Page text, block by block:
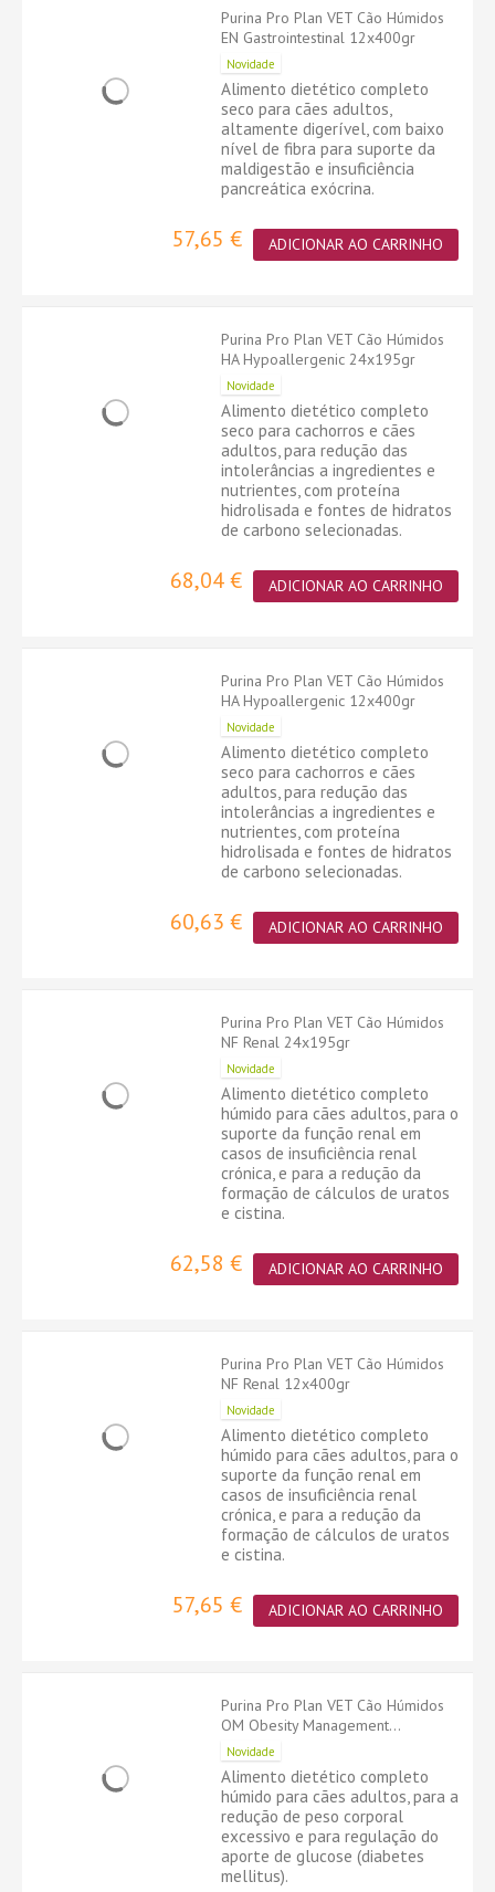
Purina Pro Plan VET Cão Húmidos
EN Gastrointestinal 12x400gr
Novidade
Alimento dietético completo
seco para cães adultos,
altamente digerível, com baixo
nível de fibra para suporte da
maldigestão e insuficiência
pancreática exócrina.
57,65 € ADICIONAR AO CARRINHO
Purina Pro Plan VET Cão Húmidos
HA Hypoallergenic 24x195gr
Novidade
Alimento dietético completo
seco para cachorros e cães
adultos, para redução das
intolerâncias a ingredientes e
nutrientes, com proteína
hidrolisada e fontes de hidratos
de carbono selecionadas.
68,04 € ADICIONAR AO CARRINHO
Purina Pro Plan VET Cão Húmidos
HA Hypoallergenic 12x400gr
Novidade
Alimento dietético completo
seco para cachorros e cães
adultos, para redução das
intolerâncias a ingredientes e
nutrientes, com proteína
hidrolisada e fontes de hidratos
de carbono selecionadas.
60,63 € ADICIONAR AO CARRINHO
Purina Pro Plan VET Cão Húmidos
NF Renal 24x195gr
Novidade
Alimento dietético completo
húmido para cães adultos, para o
suporte da função renal em
casos de insuficiência renal
crónica, e para a redução da
formação de cálculos de uratos
e cistina.
62,58 € ADICIONAR AO CARRINHO
Purina Pro Plan VET Cão Húmidos
NF Renal 12x400gr
Novidade
Alimento dietético completo
húmido para cães adultos, para o
suporte da função renal em
casos de insuficiência renal
crónica, e para a redução da
formação de cálculos de uratos
e cistina.
57,65 € ADICIONAR AO CARRINHO
Purina Pro Plan VET Cão Húmidos
OM Obesity Management...
Novidade
Alimento dietético completo
húmido para cães adultos, para a
redução de peso corporal
excessivo e para regulação do
aporte de glucose (diabetes
mellitus).